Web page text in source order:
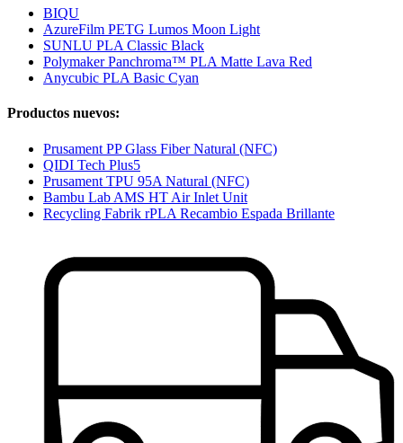
BIQU
AzureFilm PETG Lumos Moon Light
SUNLU PLA Classic Black
Polymaker Panchroma™ PLA Matte Lava Red
Anycubic PLA Basic Cyan
Productos nuevos:
Prusament PP Glass Fiber Natural (NFC)
QIDI Tech Plus5
Prusament TPU 95A Natural (NFC)
Bambu Lab AMS HT Air Inlet Unit
Recycling Fabrik rPLA Recambio Espada Brillante